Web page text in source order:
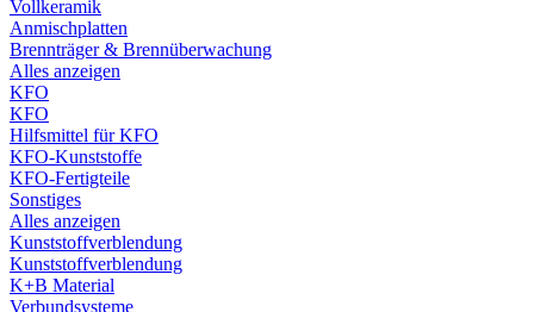
Vollkeramik
Anmischplatten
Brennträger & Brennüberwachung
Alles anzeigen
KFO
KFO
Hilfsmittel für KFO
KFO-Kunststoffe
KFO-Fertigteile
Sonstiges
Alles anzeigen
Kunststoffverblendung
Kunststoffverblendung
K+B Material
Verbundsysteme